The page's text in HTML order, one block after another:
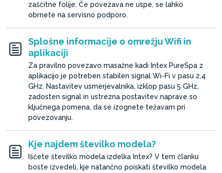
zaščitne folije. Če povezava ne uspe, se lahko
obrnete na servisno podporo.
Splošne informacije o omrežju Wifi in
aplikaciji
Za pravilno povezavo masažne kadi Intex PureSpa z
aplikacijo je potreben stabilen signal Wi-Fi v pasu 2,4
GHz. Nastavitev usmerjevalnika, izklop pasu 5 GHz,
zadosten signal in ustrezna postavitev naprave so
ključnega pomena, da se izognete težavam pri
povezovanju.
Kje najdem številko modela?
Iščete številko modela izdelka Intex? V tem članku
boste izvedeli, kje natančno poiskati številko modela